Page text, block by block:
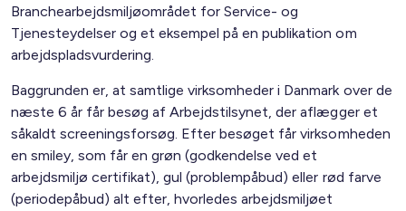
Branchearbejdsmiljøområdet for Service- og
Tjenesteydelser og et eksempel på en publikation om
arbejdspladsvurdering.
Baggrunden er, at samtlige virksomheder i Danmark over de
næste 6 år får besøg af Arbejdstilsynet, der aflægger et
såkaldt screeningsforsøg. Efter besøget får virksomheden
en smiley, som får en grøn (godkendelse ved et
arbejdsmiljø certifikat), gul (problempåbud) eller rød farve
(periodepåbud) alt efter, hvorledes arbejdsmiljøet